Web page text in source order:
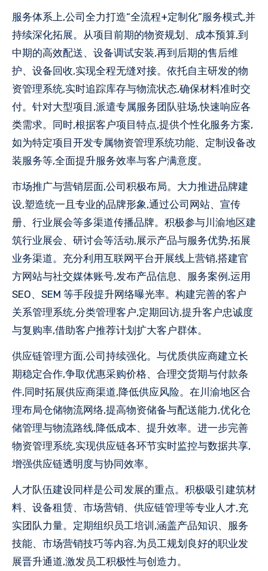
服务体系上,公司全力打造“全流程+定制化”服务模式,并
持续深化拓展。从项目前期的物资规划、成本预算,到
中期的高效配送、设备调试安装,再到后期的售后维
护、设备回收,实现全程无缝对接。依托自主研发的物
资管理系统,实时追踪库存与物流状态,确保材料准时交
付。针对大型项目,派遣专属服务团队驻场,快速响应各
类需求。同时,根据客户项目特点,提供个性化服务方案,
如为特定项目开发专属物资管理系统功能、定制设备改
装服务等,全面提升服务效率与客户满意度。
市场推广与营销层面,公司积极布局。大力推进品牌建
设,塑造统一且专业的品牌形象,通过公司网站、宣传
册、行业展会等多渠道传播品牌。积极参与川渝地区建
筑行业展会、研讨会等活动,展示产品与服务优势,拓展
业务渠道。充分利用互联网平台开展线上营销,搭建官
方网站与社交媒体账号,发布产品信息、服务案例,运用
SEO、SEM 等手段提升网络曝光率。构建完善的客户
关系管理系统,分类管理客户,定期回访,提升客户忠诚度
与复购率,借助客户推荐计划扩大客户群体。
供应链管理方面,公司持续强化。与优质供应商建立长
期稳定合作,争取优惠采购价格、合理交货期与付款条
件,同时拓展供应商渠道,降低供应风险。在川渝地区合
理布局仓储物流网络,提高物资储备与配送能力,优化仓
储管理与物流路线,降低成本、提升效率。进一步完善
物资管理系统,实现供应链各环节实时监控与数据共享,
增强供应链透明度与协同效率。
人才队伍建设同样是公司发展的重点。积极吸引建筑材
料、设备租赁、市场营销、供应链管理等专业人才,充
实团队力量。定期组织员工培训,涵盖产品知识、服务
技能、市场营销技巧等内容,为员工规划良好的职业发
展晋升通道,激发员工积极性与创造力。